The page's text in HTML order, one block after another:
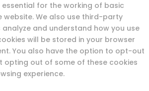
for the working of basic
website. We also use third-party
and understand how you use
will be stored in your browser
You also have the option to opt-out
opting out of some of these cookies
experience.